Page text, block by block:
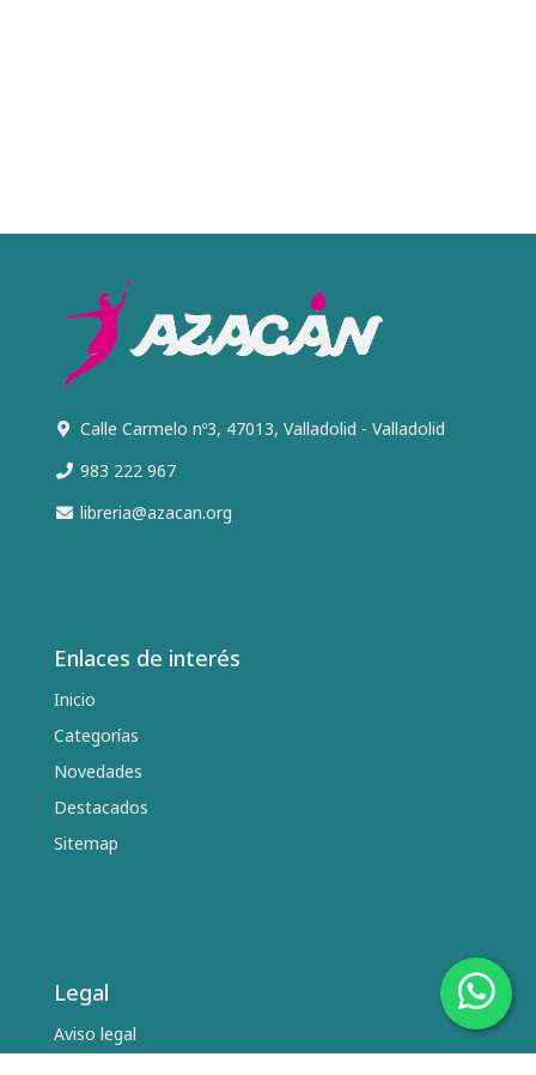
Calle Carmelo nº3, 47013, Valladolid - Valladolid
983 222 967
libreria@azacan.org
Enlaces de interés
Inicio
Categorías
Novedades
Destacados
Sitemap
Legal
Aviso legal